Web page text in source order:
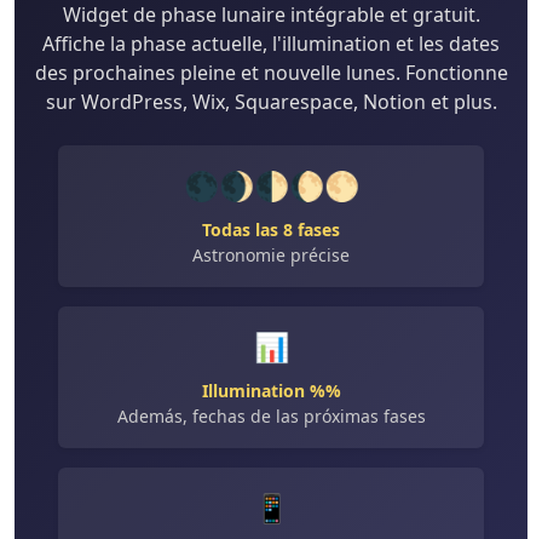
Widget de phase lunaire intégrable et gratuit.
Affiche la phase actuelle, l'illumination et les dates
des prochaines pleine et nouvelle lunes. Fonctionne
sur WordPress, Wix, Squarespace, Notion et plus.
🌑🌒🌓🌔🌕
Todas las 8 fases
Astronomie précise
📊
Illumination %%
Además, fechas de las próximas fases
📱